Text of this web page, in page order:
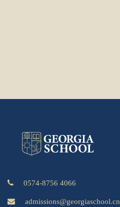
0574-8756 4066
admissions@georgiaschool.cn